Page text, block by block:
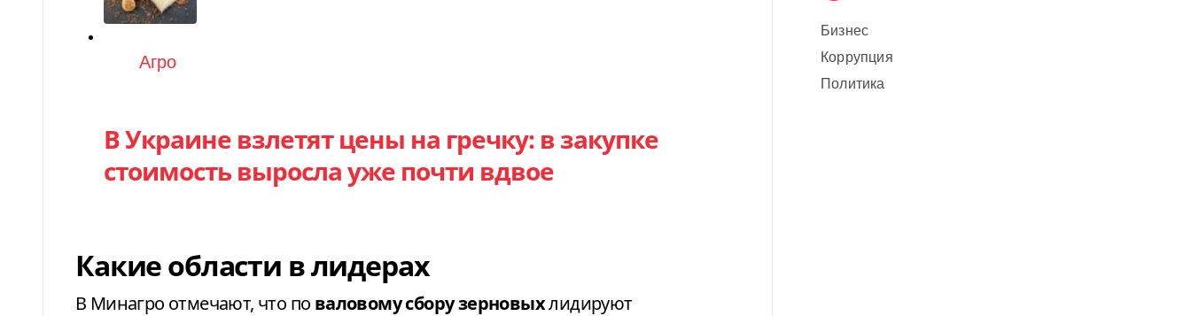
Категория
Агро
В Украине взлетят цены на гречку: в закупке
стоимость выросла уже почти вдвое
Какие области в лидерах
В Минагро отмечают, что по валовому сбору зерновыхлидируют
Бизнес
Коррупция
Политика